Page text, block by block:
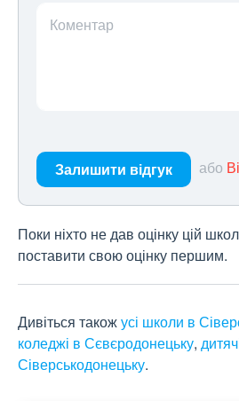
Коментар
Залишити відгук або
Поки ніхто не дав оцінку цій
поставити свою оцінку першим.
Дивіться такожусі школи в
коледжі в Сєвєродонецьку,
Сіверськодонецьку.